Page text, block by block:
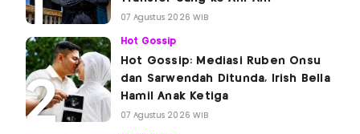
07 Agustus 2026 WIB
Hot Gossip
Hot Gossip: Mediasi Ruben Onsu
dan Sarwendah Ditunda, Irish Bella
Hamil Anak Ketiga
07 Agustus 2026 WIB